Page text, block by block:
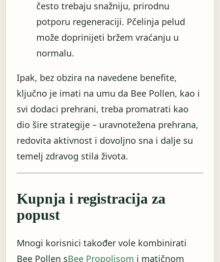
često trebaju snažniju, prirodnu
potporu regeneraciji. Pčelinja pelud
može doprinijeti bržem vraćanju u
normalu.
Ipak, bez obzira na navedene benefite,
ključno je imati na umu da Bee Pollen, kao i
svi dodaci prehrani, treba promatrati kao
dio šire strategije – uravnotežena prehrana,
redovita aktivnost i dovoljno sna i dalje su
temelj zdravog stila života.
Kupnja i registracija za
popust
Mnogi korisnici također vole kombinirati
Bee Pollen sBee Propolisom i matičnom